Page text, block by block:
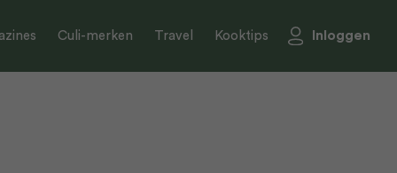
Culi-merken Travel Kooktips Inloggen